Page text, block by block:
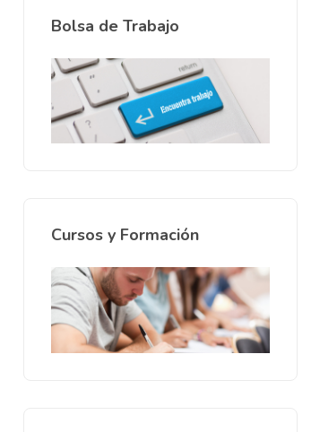
Bolsa de Trabajo
Cursos y Formación